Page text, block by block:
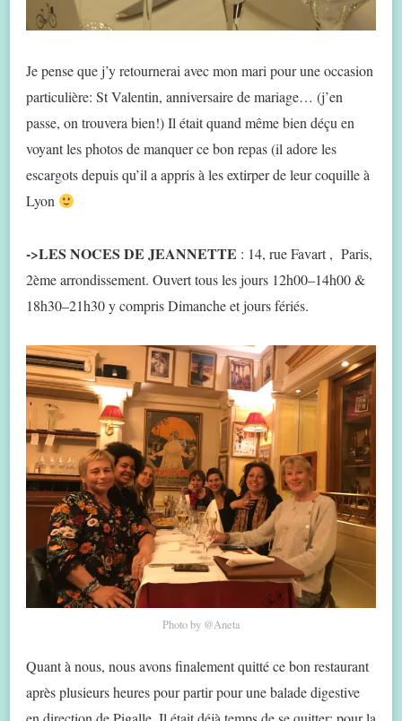
Je pense que j’y retournerai avec mon mari pour une occasion
particulière: St Valentin, anniversaire de mariage… (j’en
passe, on trouvera bien!) Il était quand même bien déçu en
voyant les photos de manquer ce bon repas (il adore les
escargots depuis qu’il a appris à les extirper de leur coquille à
Lyon
->LES NOCES DE JEANNETTE : 14, rue Favart , Paris,
2ème arrondissement. Ouvert tous les jours 12h00–14h00 &
18h30–21h30 y compris Dimanche et jours fériés.
Photo by @Aneta
Quant à nous, nous avons finalement quitté ce bon restaurant
après plusieurs heures pour partir pour une balade digestive